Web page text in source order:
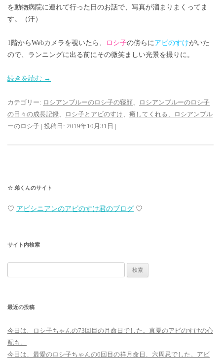
を動物病院に連れて行った日のお話で、写真が溜まりまくってま
す。（汗）
1階からWebカメラを覗いたら、 ロシ子の傍らにアビのすけがいた
ので、ランニングに出る前にその微笑ましい光景を撮りに。
続きを読む →
カテゴリー: ロシアンブルーのロシ子の寝顔、
ロシアンブルーのロシ子
の日々の成長記録、 ロシ子とアビのすけ、 癒してくれる、ロシアンブル
ーのロシ子 | 投稿日: 2019年10月31日 |
☆ 弟くんのサイト
♡ アビシニアンのアビのすけ君のブログ ♡
サイト内検索
索:
最近の投稿
今日は、ロシ子ちゃんの73回目の月命日でした。真夏のアビのすけの心
配も。
今日は、最愛のロシ子ちゃんの6回目の祥月命日、六周忌でした。アビ